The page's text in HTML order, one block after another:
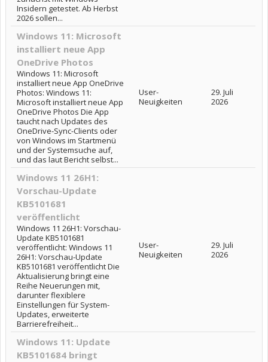
Insidern getestet. Ab Herbst
2026 sollen...
Windows 11: Microsoft
installiert neue App
OneDrive Photos
Windows 11: Microsoft
installiert neue App OneDrive
Photos: Windows 11:
Microsoft installiert neue App
OneDrive Photos Die App
taucht nach Updates des
OneDrive-Sync-Clients oder
von Windows im Startmenü
und der Systemsuche auf,
und das laut Bericht selbst...
User-
Neuigkeiten
29. Juli
2026
Windows 11 26H1:
Vorschau-Update
KB5101681
veröffentlicht
Windows 11 26H1: Vorschau-
Update KB5101681
veröffentlicht: Windows 11
26H1: Vorschau-Update
KB5101681 veröffentlicht Die
Aktualisierung bringt eine
Reihe Neuerungen mit,
darunter flexiblere
Einstellungen für System-
Updates, erweiterte
Barrierefreiheit...
User-
Neuigkeiten
29. Juli
2026
Windows 11: Update
KB5101684 bringt